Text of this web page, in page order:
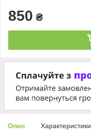
850 ₴
Опис Характеристики